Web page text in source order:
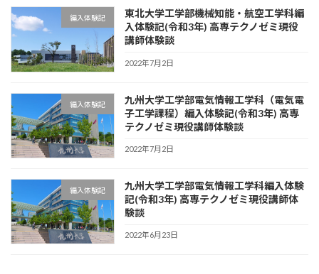
編入体験記
東北大学工学部機械知能・航空工学科編
入体験記(令和3年) 高専テクノゼミ現役
講師体験談
2022年7月2日
編入体験記
九州大学工学部電気情報工学科（電気電
子工学課程）編入体験記(令和3年) 高専
テクノゼミ現役講師体験談
2022年7月2日
編入体験記
九州大学工学部電気情報工学科編入体験
記(令和3年) 高専テクノゼミ現役講師体
験談
2022年6月23日